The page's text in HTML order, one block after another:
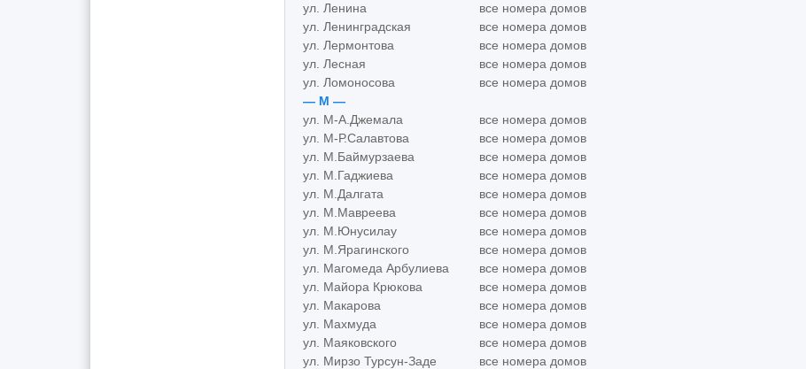
ул. Ленина
все номера домов
ул. Ленинградская
все номера домов
ул. Лермонтова
все номера домов
ул. Лесная
все номера домов
ул. Ломоносова
все номера домов
— М —
ул. М-А.Джемала
все номера домов
ул. М-Р.Салавтова
все номера домов
ул. М.Баймурзаева
все номера домов
ул. М.Гаджиева
все номера домов
ул. М.Далгата
все номера домов
ул. М.Мавреева
все номера домов
ул. М.Юнусилау
все номера домов
ул. М.Ярагинского
все номера домов
ул. Магомеда Арбулиева
все номера домов
ул. Майора Крюкова
все номера домов
ул. Макарова
все номера домов
ул. Махмуда
все номера домов
ул. Маяковского
все номера домов
ул. Мирзо Турсун-Заде
все номера домов